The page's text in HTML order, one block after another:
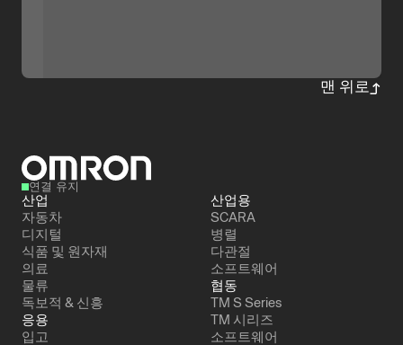
맨 위로
연결 유지
산업
자동차
디지털
식품 및 원자재
의료
물류
독보적 & 신흥
응용
입고
산업용
SCARA
병렬
다관절
소프트웨어
협동
TM S Series
TM 시리즈
소프트웨어